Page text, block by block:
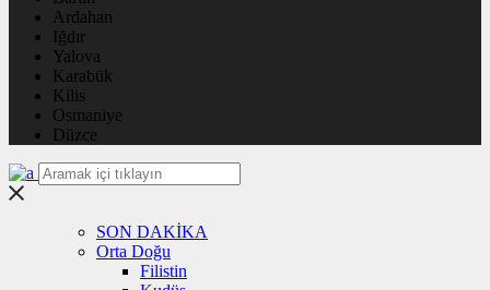
Ardahan
Iğdır
Yalova
Karabük
Kilis
Osmaniye
Düzce
SON DAKİKA
Orta Doğu
Filistin